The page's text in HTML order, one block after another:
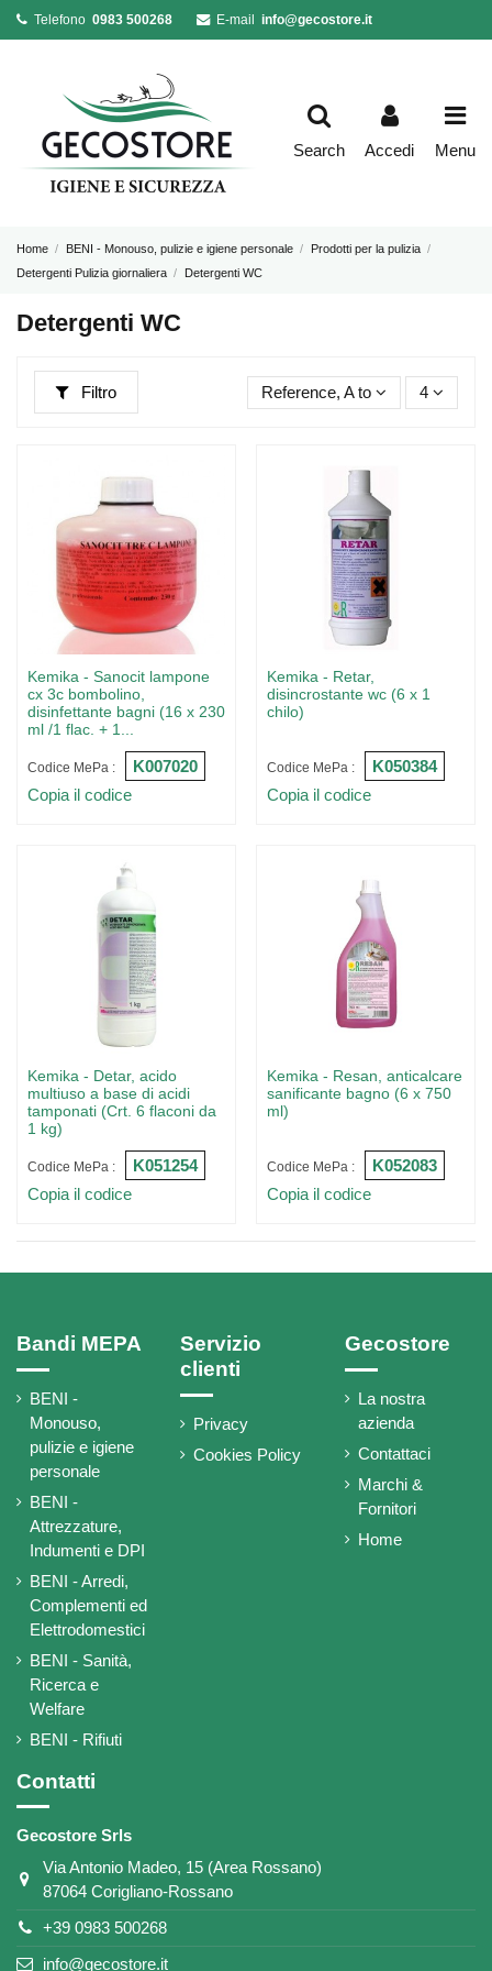
Telefono0983 500268 E-mail info@gecostore.it
Search Accedi Menu
Home BENI - Monouso, pulizie e igiene personale
Prodotti per la pulizia
Detergenti Pulizia giornaliera
Detergenti WC
Detergenti WC
Filtro Reference, A to Z 4
Kemika - Sanocit lampone
cx 3c bombolino,
disinfettante bagni (16 x 230
ml /1 flac. + 1...
Codice MePa :
K007020
Copia il codice
Kemika - Retar,
disincrostante wc (6 x 1
chilo)
Codice MePa :
K050384
Copia il codice
Kemika - Detar, acido
multiuso a base di acidi
tamponati (Crt. 6 flaconi da
1 kg)
Codice MePa :
K051254
Copia il codice
Kemika - Resan, anticalcare
sanificante bagno (6 x 750
ml)
Codice MePa :
K052083
Copia il codice
Bandi MEPA
BENI -
Monouso,
pulizie e igiene
personale
BENI -
Attrezzature,
Indumenti e DPI
BENI - Arredi,
Complementi ed
Elettrodomestici
BENI - Sanità,
Ricerca e
Welfare
BENI - Rifiuti
Servizio
clienti
Privacy
Cookies Policy
Gecostore
La nostra
azienda
Contattaci
Marchi &
Fornitori
Home
Contatti
Gecostore Srls
Via Antonio Madeo, 15 (Area Rossano)
87064 Corigliano-Rossano
+39 0983 500268
info@gecostore.it